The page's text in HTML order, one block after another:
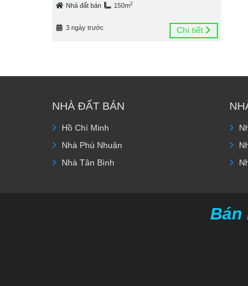
Nhà đất bán 150m2
3 ngày trước Chi tiết
NHÀ ĐẤT BÁN
Hồ Chí Minh
Nhà Phú Nhuận
Nhà Tân Bình
Bán